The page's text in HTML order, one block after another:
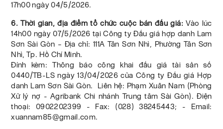
17h00 ngày 04/5/2026.
6. Thời gian, địa điểm tổ chức cuộc bán đấu giá:Vào lúc
14h00 ngày 07/5/2026 tại Công ty Đấu giá hợp danh Lam
Sơn Sài Gòn – Địa chỉ: 111A Tân Sơn Nhì, Phường Tân Sơn
Nhì, Tp. Hồ Chí Minh.
Đính kèm: Thông báo công khai đấu giá tài sản số
0440/TB-LS ngày 13/04/2026 của Công ty Đấu giá Hợp
danh Lam Sơn Sài Gòn. Liên hệ: Phạm Xuân Nam (Phòng
Xử lý nợ - Agribank Chi nhánh Trung tâm Sài Gòn). Điện
thoại: 0902202399 - Fax: (028) 38245443; - Email:
xuannam85@gmail.com.